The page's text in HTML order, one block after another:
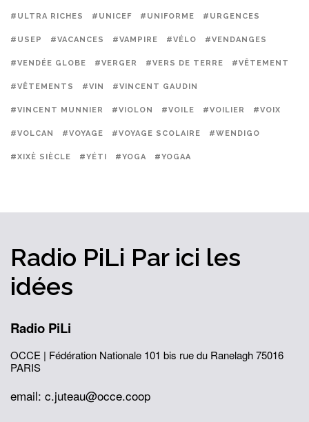
#ULTRA RICHES #UNICEF #UNIFORME #URGENCES
#USEP #VACANCES #VAMPIRE #VÉLO #VENDANGES
#VENDÉE GLOBE #VERGER #VERS DE TERRE #VÊTEMENT
#VÊTEMENTS #VIN #VINCENT GAUDIN
#VINCENT MUNNIER #VIOLON #VOILE #VOILIER #VOIX
#VOLCAN #VOYAGE #VOYAGE SCOLAIRE #WENDIGO
#XIXÈ SIÈCLE #YÉTI #YOGA #YOGAA
Radio PiLi Par ici les
idées
Radio PiLi
OCCE | Fédération Nationale 101 bis rue du Ranelagh75016
PARIS
email: c.juteau@occe.coop